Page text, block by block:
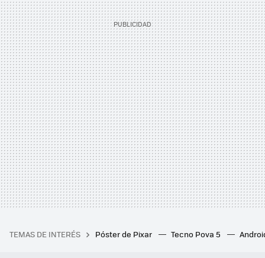
TEMAS DE INTERÉS Póster de Pixar Tecno Pova 5